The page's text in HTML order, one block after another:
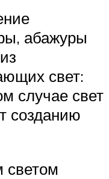
абажуры
свет:
случае свет
созданию
светом